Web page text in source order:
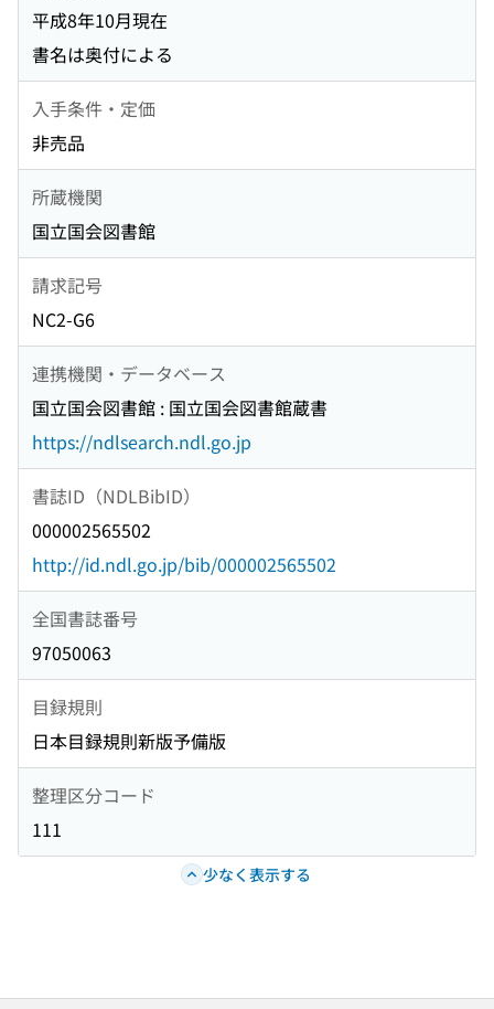
平成8年10月現在
書名は奥付による
入手条件・定価
非売品
所蔵機関
国立国会図書館
請求記号
NC2-G6
連携機関・データベース
国立国会図書館 : 国立国会図書館蔵書
https://ndlsearch.ndl.go.jp
書誌ID（NDLBibID）
000002565502
http://id.ndl.go.jp/bib/000002565502
全国書誌番号
97050063
目録規則
日本目録規則新版予備版
整理区分コード
111
少なく表示する